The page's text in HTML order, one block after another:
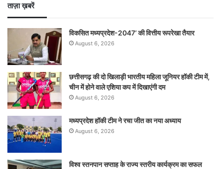
ताज़ा ख़बरें
विकसित मध्यप्रदेश-2047’ की वित्तीय रूपरेखा तैयार
August 6, 2026
छत्तीसगढ़ की दो खिलाड़ी भारतीय महिला जूनियर हॉकी टीम में,
चीन में होने वाले एशिया कप में दिखाएंगी दम
August 6, 2026
मध्यप्रदेश हॉकी टीम ने रचा जीत का नया अध्याय
August 6, 2026
विश्व स्तनपान सप्ताह के राज्य स्तरीय कार्यक्रम का सफल